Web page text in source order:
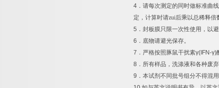
4 ．请每次测定的同时做标准曲
定，计算时请zui后乘以总稀释倍
5 ．封板膜只限一次性使用，以
6 ．底物请避光保存。
7 ．严格按照豚鼠干扰素γ(IFN-γ)
8 ．所有样品，洗涤液和各种废
9 ．本试剂不同批号组分不得混